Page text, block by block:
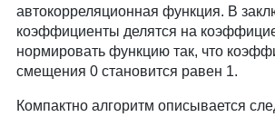
автокорреляционная функция. В
коэффициенты делятся на
нормировать функцию так, что
смещения 0 становится равен 1.
Компактно алгоритм описывается